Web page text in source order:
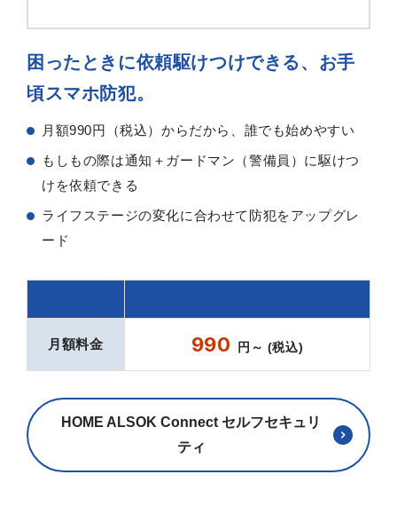
困ったときに依頼駆けつけできる、お手
頃スマホ防犯。
月額990円（税込）からだから、誰でも始めやすい
もしもの際は通知＋ガードマン（警備員）に駆けつ
けを依頼できる
ライフステージの変化に合わせて防犯をアップグレ
ード
月額料金 990 円～ (税込)
HOME ALSOK Connect セルフセキュリ
ティ